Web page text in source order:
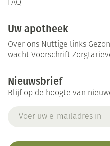
FAQ
Uw apotheek
Over ons Nuttige links
wacht Voorschrift
Nieuwsbrief
Blijf op de hoogte van